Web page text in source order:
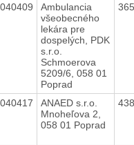
Ambulancia
všeobecného
lekára pre
dospelých, PDK
s.r.o.
Schmoerova
5209/6, 058 01
Poprad
ANAED s.r.o.
Mnoheľova 2,
058 01 Poprad